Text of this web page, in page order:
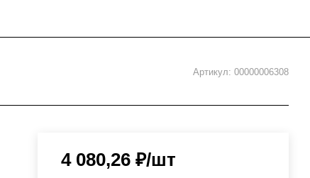
Артикул: 00000006308
4 080,26₽/шт